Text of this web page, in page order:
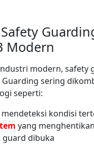
Modern
modern, safety
sering
seperti:
kondisi
yang
dibuka